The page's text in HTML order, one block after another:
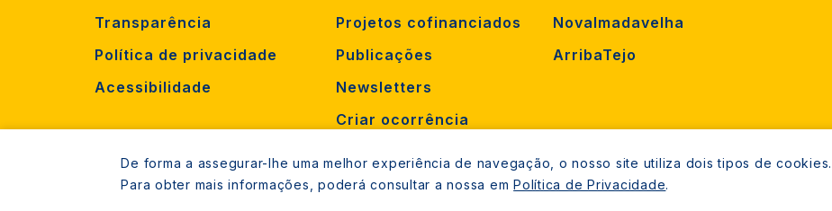
Transparência
Política de privacidade
Acessibilidade
Projetos cofinanciados
Publicações
Newsletters
Criar ocorrência
Novalmadavelha
ArribaTejo
De forma a assegurar-lhe uma melhor experiência de navegação, o nosso site utiliza dois tipos de cookies.
Para obter mais informações, poderá consultar a nossa emPolítica de Privacidade.